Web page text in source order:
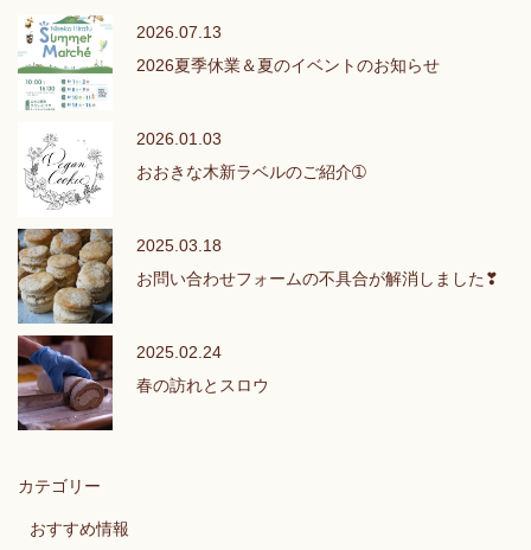
2026.07.13
2026夏季休業＆夏のイベントのお知らせ
2026.01.03
おおきな木新ラベルのご紹介➀
2025.03.18
お問い合わせフォームの不具合が解消しました❣
2025.02.24
春の訪れとスロウ
カテゴリー
おすすめ情報